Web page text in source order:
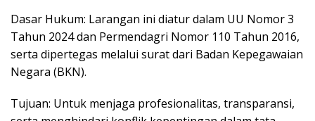
Dasar Hukum: Larangan ini diatur dalam UU Nomor 3
Tahun 2024 dan Permendagri Nomor 110 Tahun 2016,
serta dipertegas melalui surat dari Badan Kepegawaian
Negara (BKN).
Tujuan: Untuk menjaga profesionalitas, transparansi,